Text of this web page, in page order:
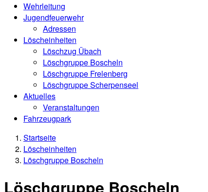
Wehrleitung
Jugendfeuerwehr
Adressen
Löscheinheiten
Löschzug Übach
Löschgruppe Boscheln
Löschgruppe Frelenberg
Löschgruppe Scherpenseel
Aktuelles
Veranstaltungen
Fahrzeugpark
Startseite
Löscheinheiten
Löschgruppe Boscheln
Löschgruppe Boscheln